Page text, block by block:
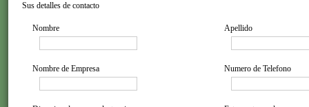
Sus detalles de contacto
Nombre Apellido
Nombre de Empresa Numero de Telefono